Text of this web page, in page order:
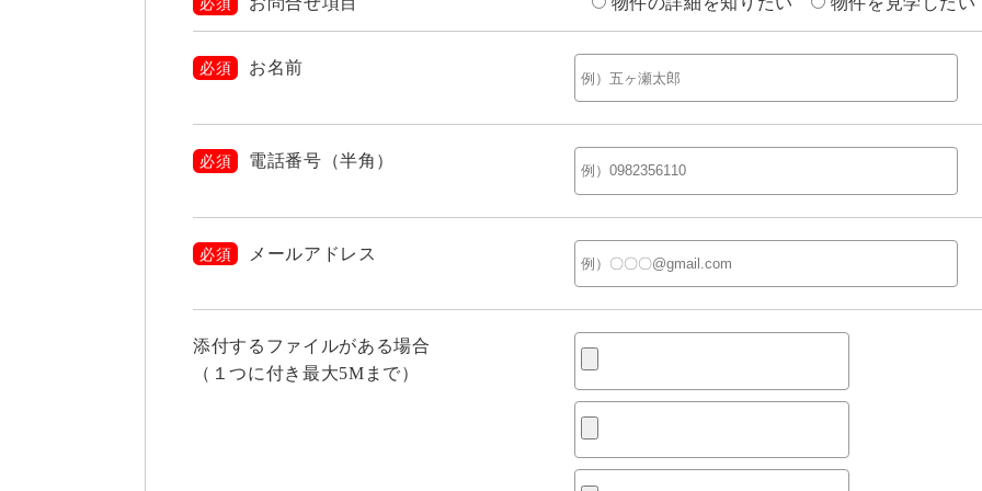
必須 お名前
必須 電話番号（半角）
必須 メールアドレス
添付するファイルがある場合
（１つに付き最大5Mまで）